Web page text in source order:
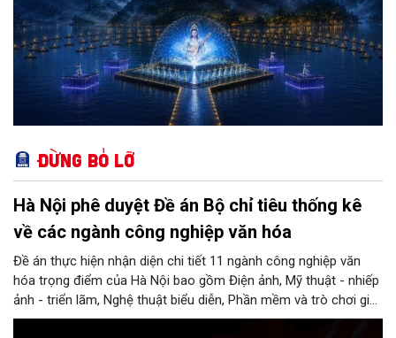
Đừng bỏ lỡ
Hà Nội phê duyệt Đề án Bộ chỉ tiêu thống kê
về các ngành công nghiệp văn hóa
Đề án thực hiện nhận diện chi tiết 11 ngành công nghiệp văn
hóa trọng điểm của Hà Nội bao gồm Điện ảnh, Mỹ thuật - nhiếp
ảnh - triển lãm, Nghệ thuật biểu diễn, Phần mềm và trò chơi giải
trí, Quảng cáo, Thủ công mỹ nghệ, Du lịch văn hóa, Thiết kế